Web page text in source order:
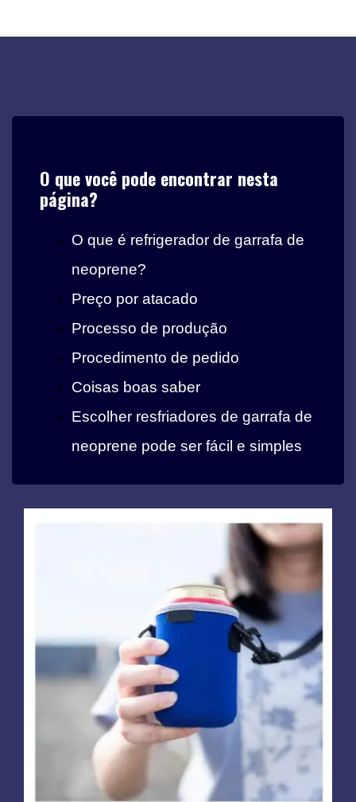
O que você pode encontrar nesta
página?
O que é refrigerador de garrafa de
neoprene?
Preço por atacado
Processo de produção
Procedimento de pedido
Coisas boas saber
Escolher resfriadores de garrafa de
neoprene pode ser fácil e simples